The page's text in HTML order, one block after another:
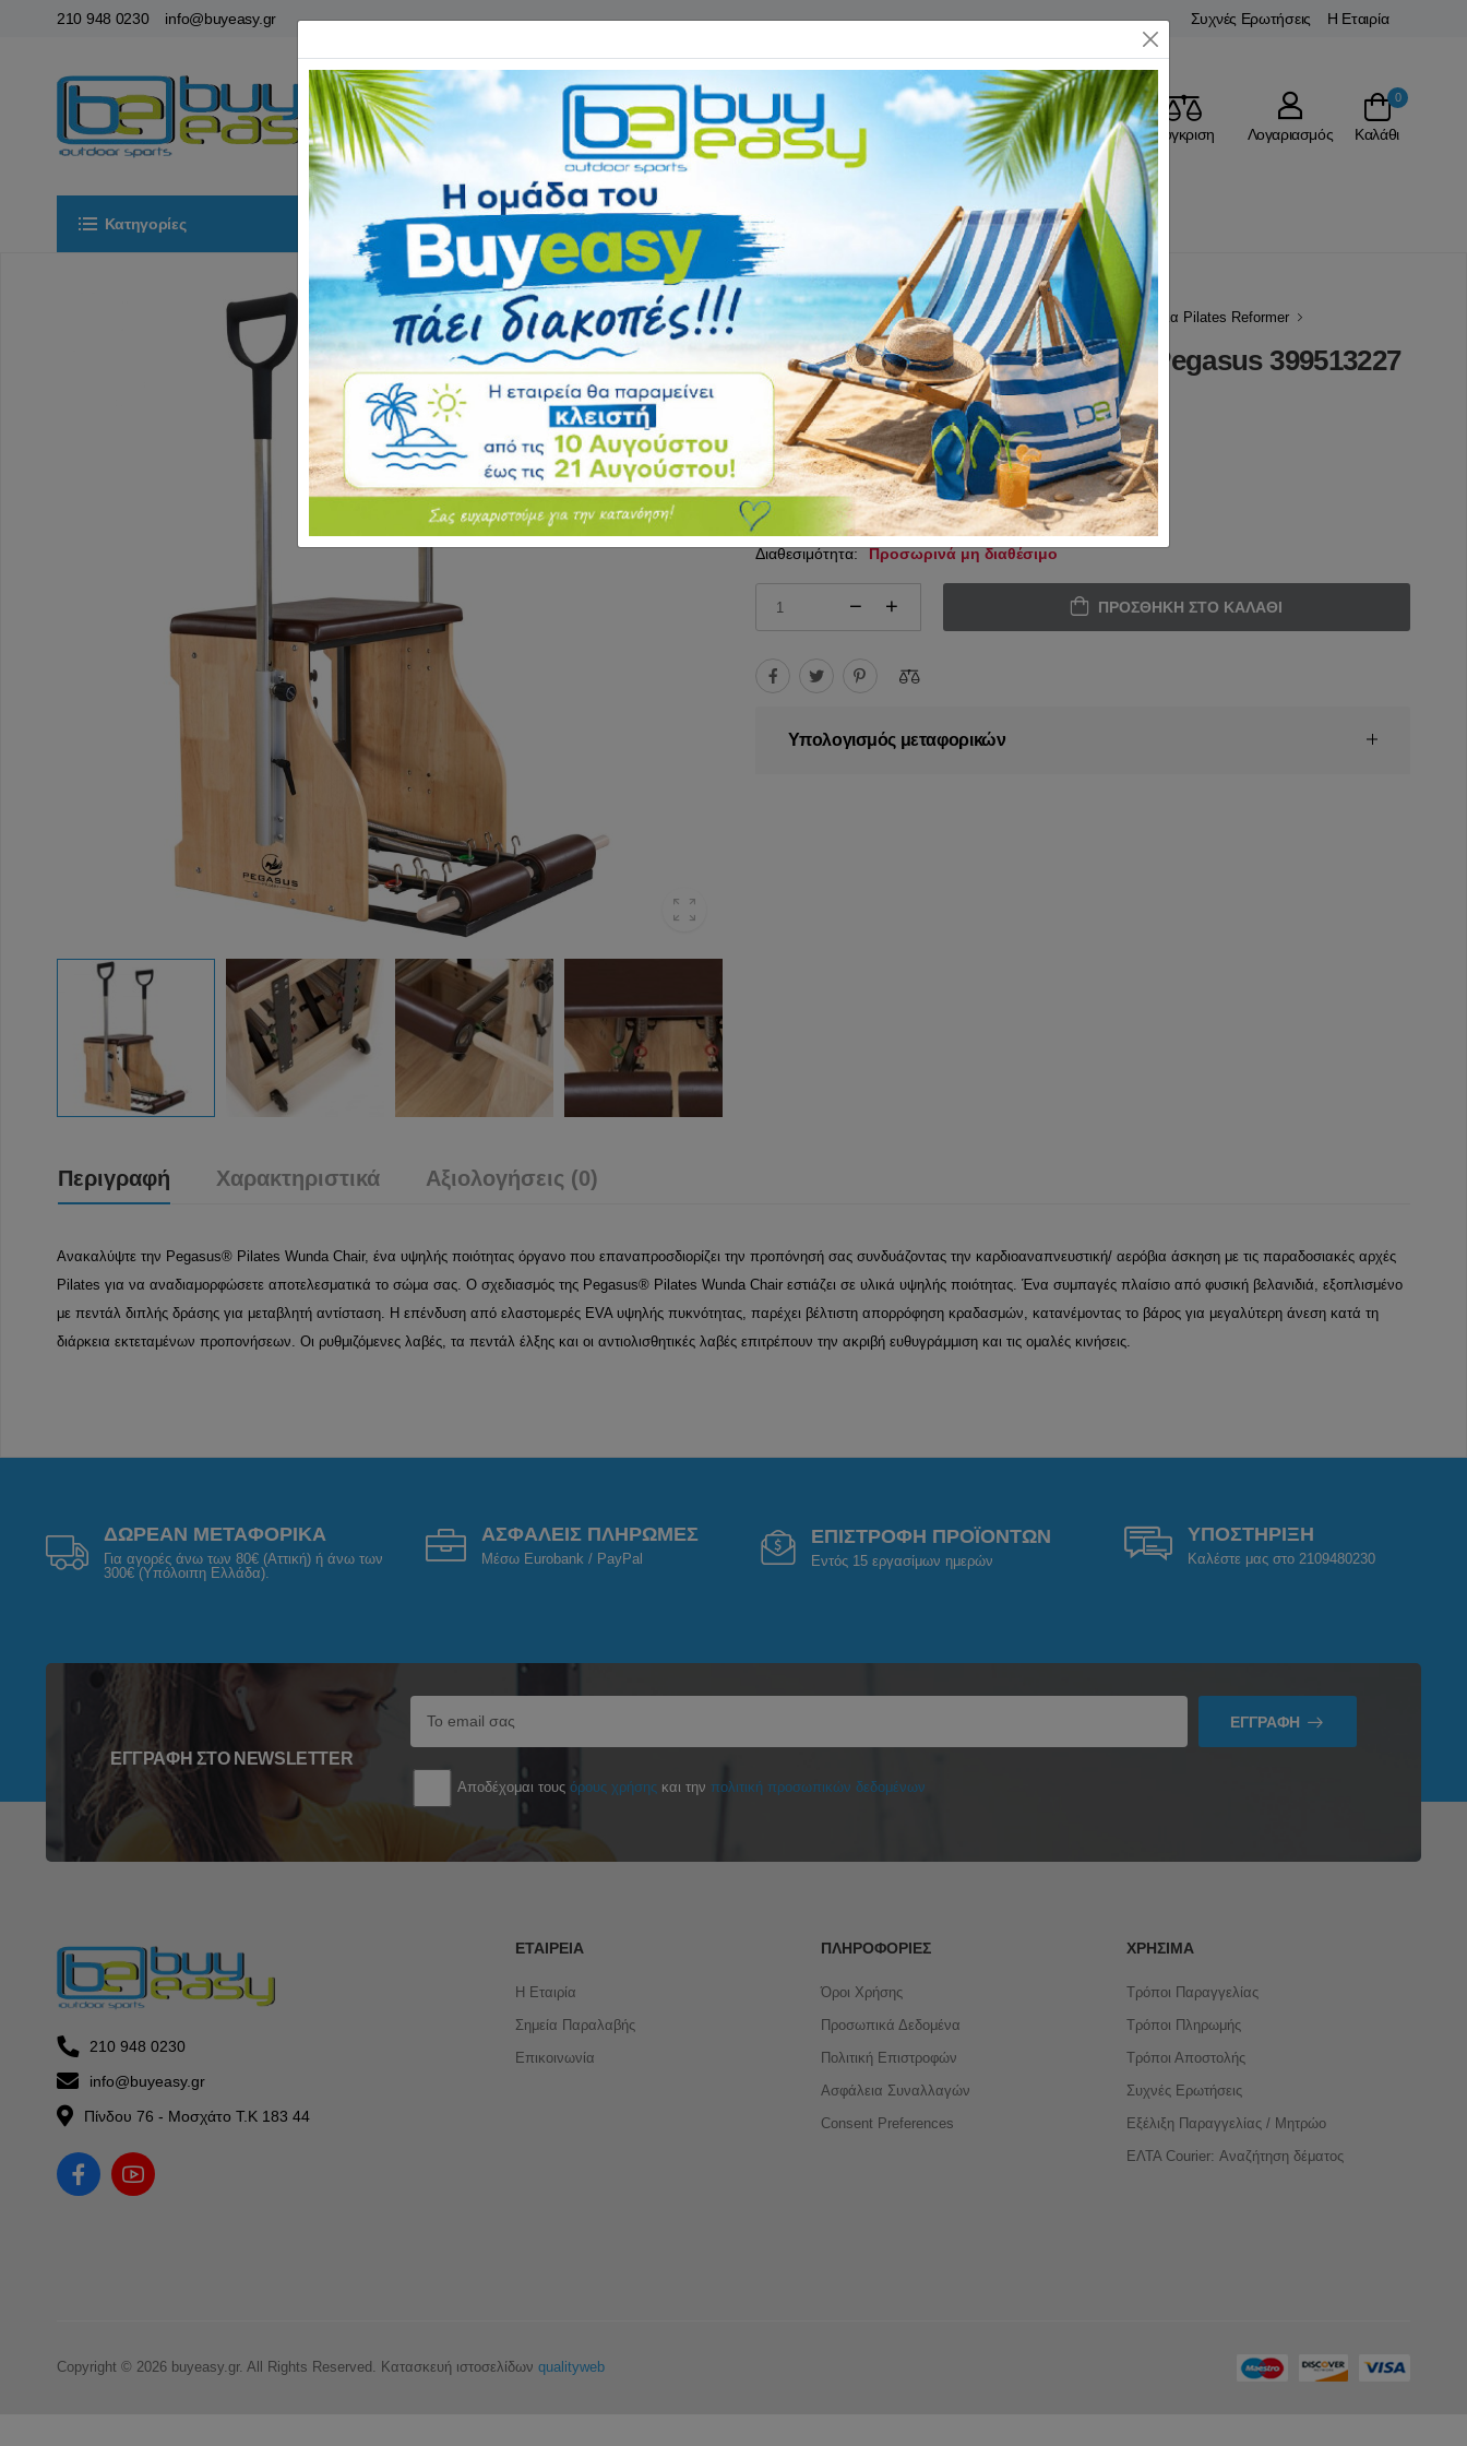
210 948 0230 info@buyeasy.gr Συχνές Ερωτήσεις Η Εταιρία
Αγαπημένα Σύγκριση Λογαριασμός
0
Καλάθι
Κατηγορίες Αρχική ΕΙΔΗ CAMPING Επικοινωνία
Αρχική ΑΞΕΣΟΥΑΡ ΓΥΜΝΑΣΤΙΚΗΣ Yoga/Pilates Κρεβάτια Pilates Reformer
Pilates Wunda Chair Iron Chair Pegasus 399513227
Αξιολόγηση: (0 Αξιολογήσεις)
Κωδικός399513227
642.00€
Διαθεσιμότητα: Προσωρινά μη διαθέσιμο
ΠΡΟΣΘΉΚΗ ΣΤΟ ΚΑΛΆΘΙ
Υπολογισμός μεταφορικών
Περιγραφή Χαρακτηριστικά Αξιολογήσεις (0)
Ανακαλύψτε την Pegasus® Pilates Wunda Chair, ένα υψηλής ποιότητας όργανο που επαναπροσδιορίζει την προπόνησή σας συνδυάζοντας την καρδιοαναπνευστική/ αερόβια άσκηση με τις παραδοσιακές αρχές
Pilates για να αναδιαμορφώσετε αποτελεσματικά το σώμα σας. Ο σχεδιασμός της Pegasus® Pilates Wunda Chair εστιάζει σε υλικά υψηλής ποιότητας. Ένα συμπαγές πλαίσιο από φυσική βελανιδιά, εξοπλισμένο
με πεντάλ διπλής δράσης για μεταβλητή αντίσταση. Η επένδυση από ελαστομερές EVA υψηλής πυκνότητας, παρέχει βέλτιστη απορρόφηση κραδασμών, κατανέμοντας το βάρος για μεγαλύτερη άνεση κατά τη
διάρκεια εκτεταμένων προπονήσεων. Οι ρυθμιζόμενες λαβές, τα πεντάλ έλξης και οι αντιολισθητικές λαβές επιτρέπουν την ακριβή ευθυγράμμιση και τις ομαλές κινήσεις.
ΔΩΡΕΑΝ ΜΕΤΑΦΟΡΙΚΑ
Για αγορές άνω των 80€ (Αττική) ή άνω των
300€ (Υπόλοιπη Ελλάδα).
ΑΣΦΑΛΕΙΣ ΠΛΗΡΩΜΕΣ
Μέσω Eurobank / PayPal
ΕΠΙΣΤΡΟΦΗ ΠΡΟΪΟΝΤΩΝ
Εντός 15 εργασίμων ημερών
ΥΠΟΣΤΗΡΙΞΗ
Καλέστε μας στο 2109480230
ΕΓΓΡΑΦΉ ΣΤΟ NEWSLETTER
ΕΓΓΡΑΦΉ
Αποδέχομαι τουςόρους χρήσης και τηνπολιτική προσωπικών δεδομένων
210 948 0230
info@buyeasy.gr
Πίνδου 76 - Μοσχάτο Τ.Κ 183 44
ΕΤΑΙΡΕΊΑ
Η Εταιρία
Σημεία Παραλαβής
Επικοινωνία
ΠΛΗΡΟΦΟΡΊΕΣ
Όροι Χρήσης
Προσωπικά Δεδομένα
Πολιτική Επιστροφών
Ασφάλεια Συναλλαγών
Consent Preferences
ΧΡΉΣΙΜΑ
Τρόποι Παραγγελίας
Τρόποι Πληρωμής
Τρόποι Αποστολής
Συχνές Ερωτήσεις
Εξέλιξη Παραγγελίας / Μητρώο
ΕΛΤΑ Courier: Αναζήτηση δέματος
Copyright © 2026 buyeasy.gr. All Rights Reserved. Κατασκευή ιστοσελίδων qualityweb
Close